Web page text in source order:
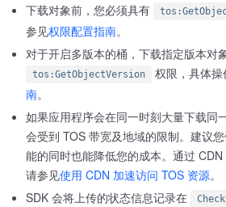
下载对象前，您必须具有
参见权限配置指南。
对于开启多版本的桶，下载指定版本对
tos:GetObjectVersion 权限，具体
南。
如果应用程序会在同一时刻大量下载同
会受到 TOS 带宽及地域的限制。建议
能的同时也能降低您的成本。通过 CDN
请参见使用 CDN 加速访问 TOS 资源。
SDK 会将上传的状态信息记录在